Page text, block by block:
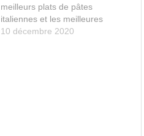
meilleurs plats de pâtes
italiennes et les meilleures
pizzas à déguster dans
10 décembre 2020